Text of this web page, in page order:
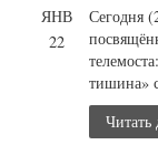
ЯНВ
22
Сегодня
тишина»
Читать